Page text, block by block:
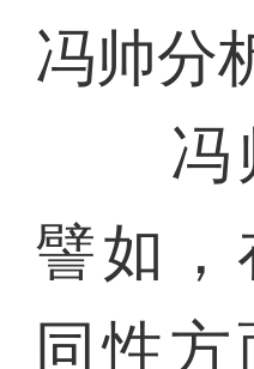
冯帅分
冯帅
譬如，
同性